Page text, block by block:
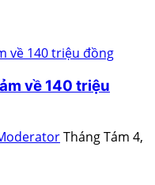
về 140 triệu
Tháng Tám 4,